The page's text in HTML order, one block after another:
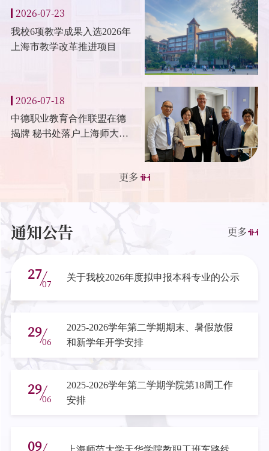
更多
2026-07-23
我校6项教学成果入选2026年
上海市教学改革推进项目
2026-07-18
中德职业教育合作联盟在德
揭牌 秘书处落户上海师大天
通知公告 更多
27
07
关于我校2026年度拟申报本科专业的公示
29
06
2025-2026学年第二学期期末、暑假放假
和新学年开学安排
29
06
2025-2026学年第二学期学院第18周工作
安排
09